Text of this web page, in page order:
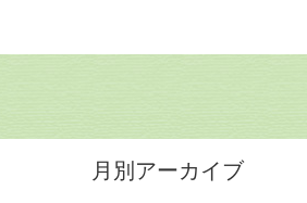
月別アーカイブ